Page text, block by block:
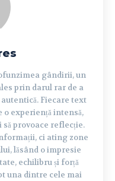
gândirii, un
prin darul rar de a
Fiecare text
o experiență intensă,
să provoace reflecție.
ci ating zone
lăsând o impresie
echilibru și forță
una dintre cele mai